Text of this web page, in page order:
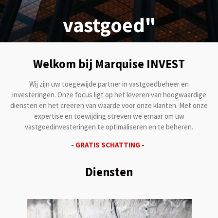
vastgoed"
Welkom bij Marquise INVEST
Wij zijn uw toegewijde partner in vastgoedbeheer en
investeringen. Onze focus ligt op het leveren van hoogwaardige
diensten en het creëren van waarde voor onze klanten. Met onze
expertise en toewijding streven we ernaar om uw
vastgoedinvesteringen te optimaliseren en te beheren.
- GRATIS SCHATTING -
Diensten